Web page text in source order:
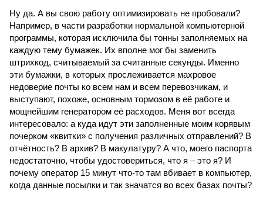
Ну да. А вы свою работу оптимизировать не пробовали?
Например, в части разработки нормальной компьютерной
программы, которая исключила бы тонны заполняемых на
каждую тему бумажек. Их вполне мог бы заменить
штрихкод, считываемый за считанные секунды. Именно
эти бумажки, в которых прослеживается махровое
недоверие почты ко всем нам и всем перевозчикам, и
выступают, похоже, основным тормозом в её работе и
мощнейшим генератором её расходов. Меня вот всегда
интересовало: а куда идут эти заполненные моим корявым
почерком «квитки» с получения различных отправлений? В
отчётность? В архив? В макулатуру? А что, моего паспорта
недостаточно, чтобы удостовериться, что я – это я? И
почему оператор 15 минут что-то там вбивает в компьютер,
когда данные посылки и так значатся во всех базах почты?